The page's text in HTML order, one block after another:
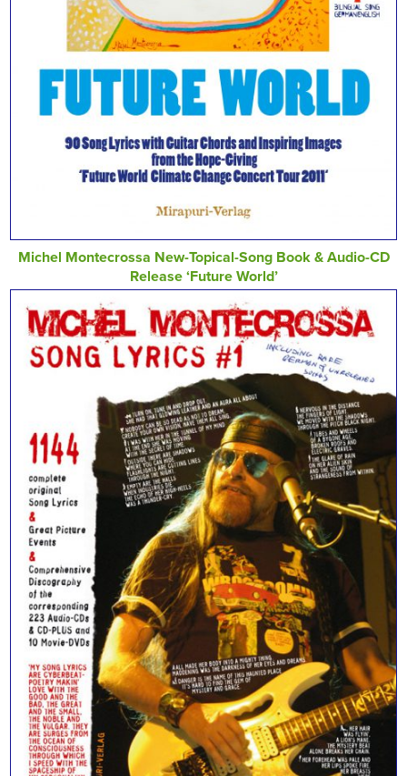
Michel Montecrossa New-Topical-Song Book & Audio-CD
Release ‘Future World’